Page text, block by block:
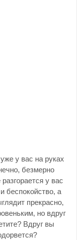
у вас на руках
безмерно
у вас
беспокойство, а
прекрасно,
но вдруг
Вдруг вы